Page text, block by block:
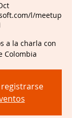
l/meetup
a la charla con
registrarse